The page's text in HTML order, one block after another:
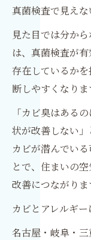
真菌検査で見え
見た目では分か
は、真菌検査が
存在しているか
断しやすくなりま
「カビ臭はある
状が改善しない
カビが潜んでい
とで、住まいの
改善につながりま
カビとアレルギ
名古屋・岐阜・